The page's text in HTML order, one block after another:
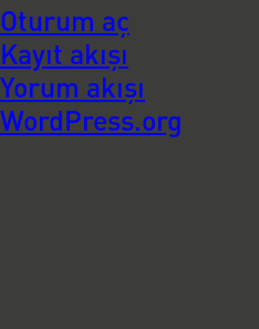
Oturum aç
Kayıt akışı
Yorum akışı
WordPress.org